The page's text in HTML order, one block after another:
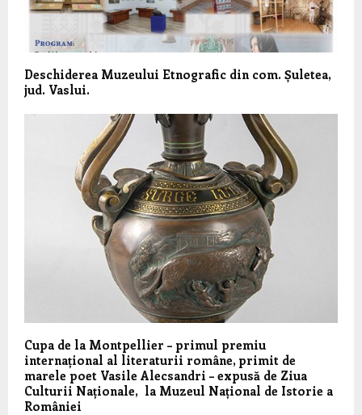
Deschiderea Muzeului Etnografic din com. Șuletea,
jud. Vaslui.
Cupa de la Montpellier – primul premiu
internațional al literaturii române, primit de
marele poet Vasile Alecsandri – expusă de Ziua
Culturii Naționale, la Muzeul Național de Istorie a
României